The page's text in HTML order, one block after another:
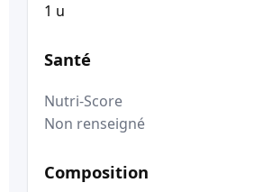
1 u
Santé
Nutri-Score
Non renseigné
Composition